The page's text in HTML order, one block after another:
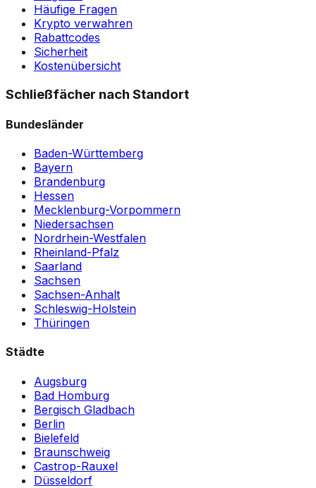
Häufige Fragen
Krypto verwahren
Rabattcodes
Sicherheit
Kostenübersicht
Schließfächer nach Standort
Bundesländer
Baden-Württemberg
Bayern
Brandenburg
Hessen
Mecklenburg-Vorpommern
Niedersachsen
Nordrhein-Westfalen
Rheinland-Pfalz
Saarland
Sachsen
Sachsen-Anhalt
Schleswig-Holstein
Thüringen
Städte
Augsburg
Bad Homburg
Bergisch Gladbach
Berlin
Bielefeld
Braunschweig
Castrop-Rauxel
Düsseldorf